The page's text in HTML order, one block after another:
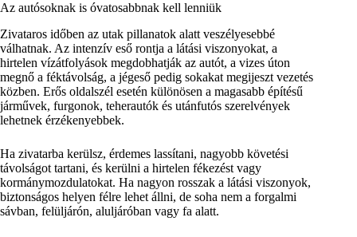
Az autósoknak is óvatosabbnak kell lenniük
Zivataros időben az utak pillanatok alatt veszélyesebbé
válhatnak. Az intenzív eső rontja a látási viszonyokat, a
hirtelen vízátfolyások megdobhatják az autót, a vizes úton
megnő a féktávolság, a jégeső pedig sokakat megijeszt vezetés
közben. Erős oldalszél esetén különösen a magasabb építésű
járművek, furgonok, teherautók és utánfutós szerelvények
lehetnek érzékenyebbek.
Ha zivatarba kerülsz, érdemes lassítani, nagyobb követési
távolságot tartani, és kerülni a hirtelen fékezést vagy
kormánymozdulatokat. Ha nagyon rosszak a látási viszonyok,
biztonságos helyen félre lehet állni, de soha nem a forgalmi
sávban, felüljárón, aluljáróban vagy fa alatt.